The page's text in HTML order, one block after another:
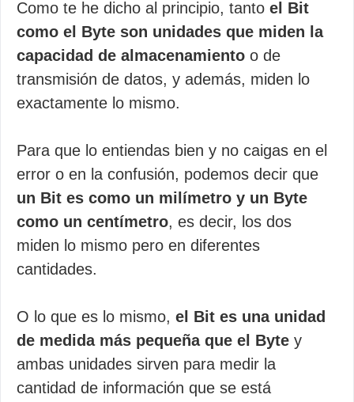
Como te he dicho al principio, tanto el Bit
como el Byte son unidades que miden la
capacidad de almacenamiento o de
transmisión de datos, y además, miden lo
exactamente lo mismo.
Para que lo entiendas bien y no caigas en el
error o en la confusión, podemos decir que
un Bit es como un milímetro y un Byte
como un centímetro, es decir, los dos
miden lo mismo pero en diferentes
cantidades.
O lo que es lo mismo, el Bit es una unidad
de medida más pequeña que el Byte y
ambas unidades sirven para medir la
cantidad de información que se está